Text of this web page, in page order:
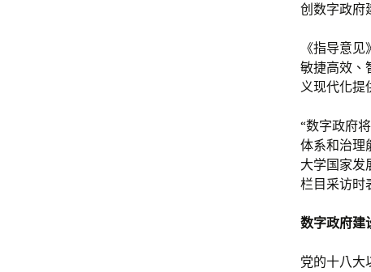
创数字政府
《指导意
敏捷高效、
义现代化提
“数字政府
体系和治理
大学国家发
栏目采访时
数字政府建
党的十八大